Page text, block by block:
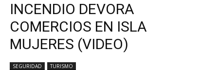
INCENDIO DEVORA
COMERCIOS EN ISLA
MUJERES (VIDEO)
SEGURIDAD TURISMO